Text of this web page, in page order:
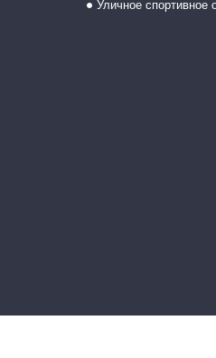
Уличное спортивное